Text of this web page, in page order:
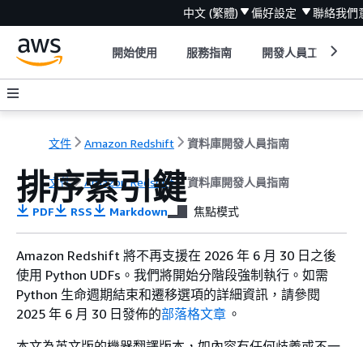
中文 (繁體) 偏好設定 聯絡我們
開始使用 服務指南 開發人員工具
文件 Amazon Redshift 資料庫開發人員指南
文件 Amazon Redshift 資料庫開發人員指南
排序索引鍵
PDF RSS Markdown 焦點模式
Amazon Redshift 將不再支援在 2026 年 6 月 30 日之後
使用 Python UDFs。我們將開始分階段強制執行。如需
Python 生命週期結束和遷移選項的詳細資訊，請參閱
2025 年 6 月 30 日發佈的部落格文章 。